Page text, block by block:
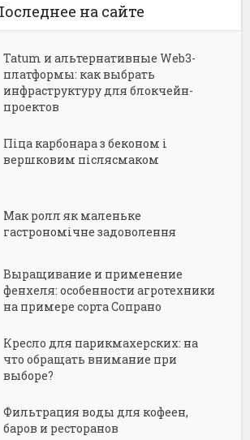
на сайте
Tatum и альтернативные Web3-
платформы: как выбрать
инфраструктуру для блокчейн-
проектов
Піца карбонара з беконом і
вершковим післясмаком
Мак ролл як маленьке
гастрономічне задоволення
Выращивание и применение
фенхеля: особенности агротехники
на примере сорта Сопрано
Кресло для парикмахерских: на
что обращать внимание при
выборе?
Фильтрация воды для кофеен,
баров и ресторанов